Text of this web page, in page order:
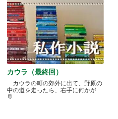
カウラ（最終回）
カウラの町の郊外に出て、野原の
中の道を走ったら、右手に何かが
見.....